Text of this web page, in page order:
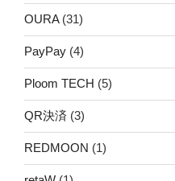
OURA(31)
PayPay (4)
Ploom TECH (5)
QR決済 (3)
REDMOON (1)